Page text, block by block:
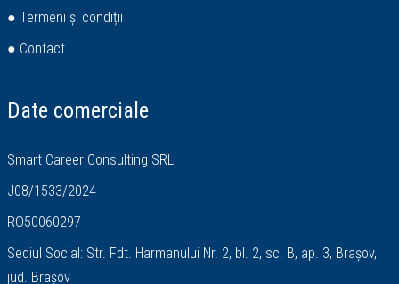
● Termeni și condiții
● Contact
Date comerciale
Smart Career Consulting SRL
J08/1533/2024
RO50060297
Sediul Social: Str. Fdt. Harmanului Nr. 2, bl. 2, sc. B, ap. 3, Brașov,
jud. Brașov